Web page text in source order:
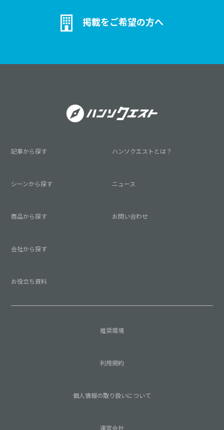
掲載をご希望の方へ
記事から探す
シーンから探す
商品から探す
会社から探す
お役立ち資料
ハンソクエストとは？
ニュース
お問い合わせ
推奨環境
利用規約
個人情報の取り扱いについて
運営会社